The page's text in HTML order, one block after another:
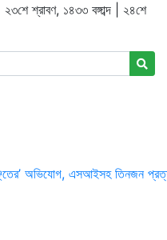
শ্রাবণ, ১৪৩৩ বঙ্গাব্দ | ২৪শে
অভিযোগ, এসআইসহ তিনজন